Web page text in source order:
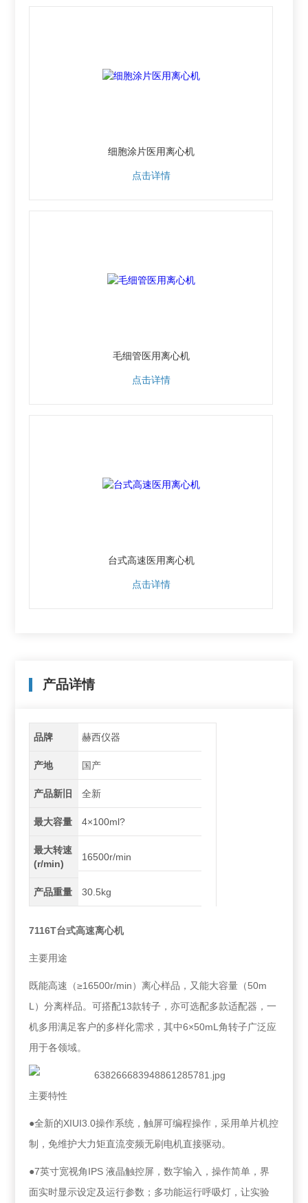
细胞涂片医用离心机
点击详情
毛细管医用离心机
点击详情
台式高速医用离心机
点击详情
产品详情
品牌 赫西仪器
产地 国产
产品新旧 全新
最大容量 4×100ml?
最大转速
(r/min)
16500r/min
产品重量 30.5kg
7116T台式高速离心机
主要用途
既能高速（≥16500r/min）离心样品，又能大容量（50m
L）分离样品。可搭配13款转子，亦可选配多款适配器，一
机多用满足客户的多样化需求，其中6×50mL角转子广泛应
用于各领域。
主要特性
●全新的XIUI3.0操作系统，触屏可编程操作，采用单片机控
制，免维护大力矩直流变频无刷电机直接驱动。
●7英寸宽视角IPS 液晶触控屏，数字输入，操作简单，界
面实时显示设定及运行参数；多功能运行呼吸灯，让实验